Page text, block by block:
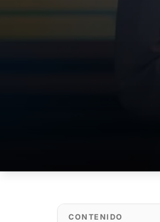
CONTENIDO